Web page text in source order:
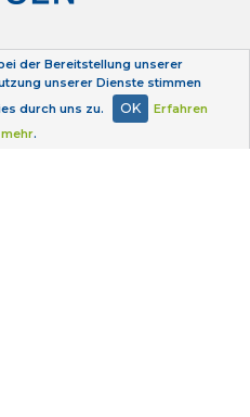
der Bereitstellung unserer
unserer Dienste stimmen
durch uns zu.
OK
Erfahren
.